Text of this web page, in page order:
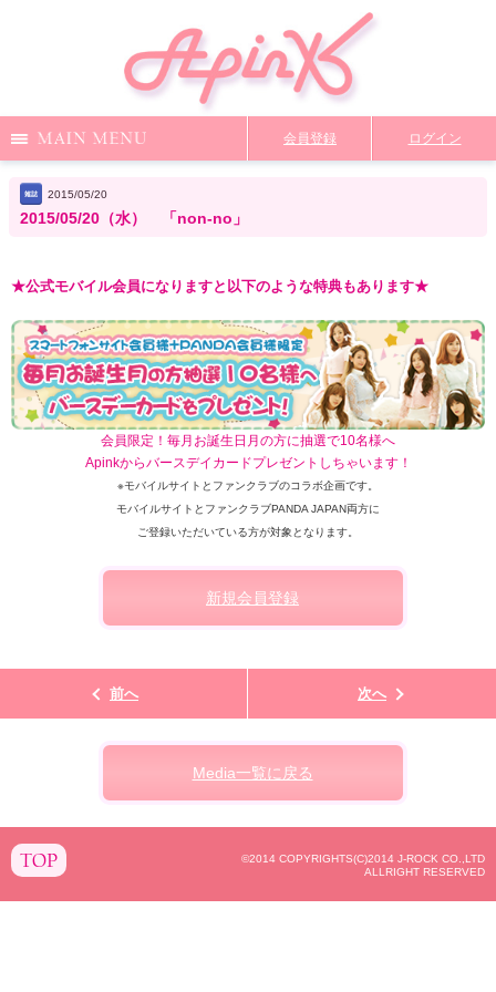
News
Video Q&A From Apink Wallpaper
ファンクラブ限定コンテンツ
TOP
会員登録 ログイン
magazinelist
2015/05/20
2015/05/20（水） 「non-no」
★公式モバイル会員になりますと以下のような特典もあります★
会員限定！毎月お誕生日月の方に抽選で10名様へ
Apinkからバースデイカードプレゼントしちゃいます！
※モバイルサイトとファンクラブのコラボ企画です。
モバイルサイトとファンクラブPANDA JAPAN両方に
ご登録いただいている方が対象となります。
新規会員登録
前へ 次へ
Media一覧に戻る
TOP
©2014 COPYRIGHTS(C)2014 J-ROCK CO.,LTD
ALLRIGHT RESERVED